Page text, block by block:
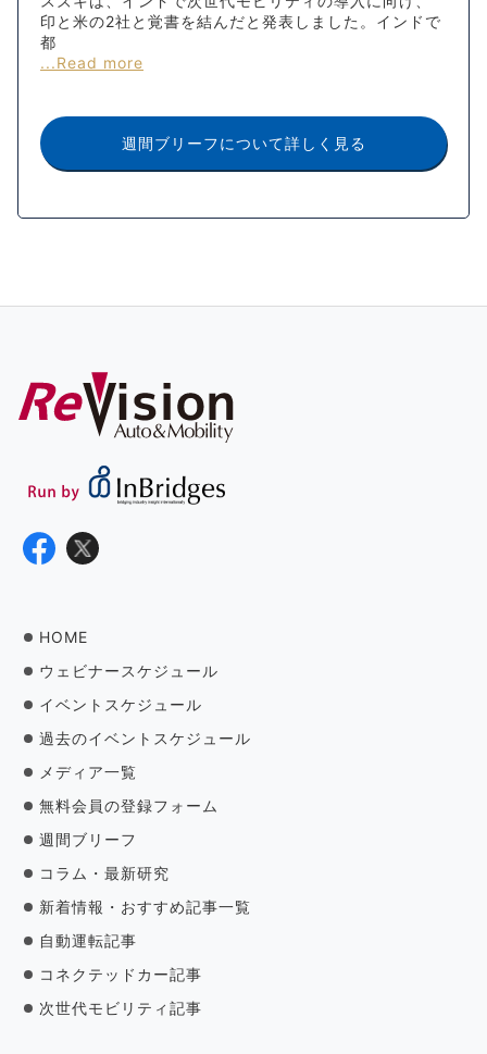
印と米の2社と覚書を結んだと発表しました。インドで
都
...Read more
週間ブリーフについて詳しく見る
HOME
ウェビナースケジュール
イベントスケジュール
過去のイベントスケジュール
メディア一覧
無料会員の登録フォーム
週間ブリーフ
コラム・最新研究
新着情報・おすすめ記事一覧
自動運転記事
コネクテッドカー記事
次世代モビリティ記事